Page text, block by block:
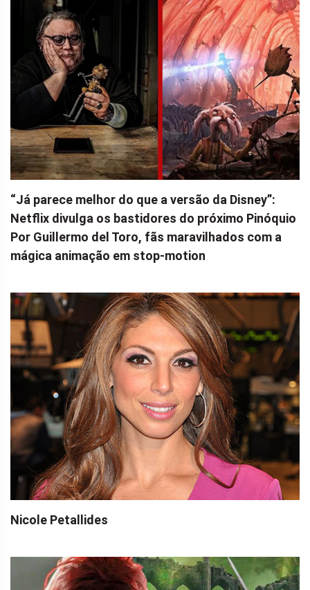
“Já parece melhor do que a versão da Disney”:
Netflix divulga os bastidores do próximo Pinóquio
Por Guillermo del Toro, fãs maravilhados com a
mágica animação em stop-motion
Nicole Petallides